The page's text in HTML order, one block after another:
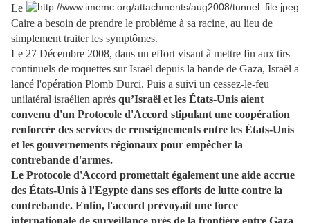
Le
Caire a besoin de prendre le problème à sa racine, au lieu de
simplement traiter les symptômes.
Le 27 Décembre 2008, dans un effort visant à mettre fin aux tirs
continuels de roquettes sur Israël depuis la bande de Gaza, Israël a
lancé l'opération Plomb Durci. Puis a suivi un cessez-le-feu
unilatéral israélien après qu’Israël et les États-Unis aient
convenu d'un Protocole d'Accord stipulant une coopération
renforcée des services de renseignements entre les États-Unis
et les gouvernements régionaux pour empêcher la
contrebande d'armes.
Le Protocole d'Accord promettait également une aide accrue
des États-Unis à l'Egypte dans ses efforts de lutte contre la
contrebande. Enfin, l'accord prévoyait une force